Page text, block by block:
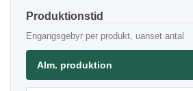
Produktionstid
Engangsgebyr per produkt, uanset antal
Alm. produktion